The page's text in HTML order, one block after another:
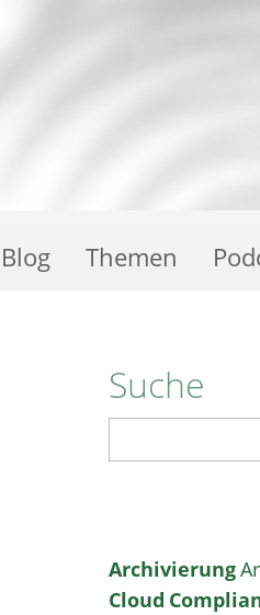
Blog Themen
Suche
Archivierung
Cloud